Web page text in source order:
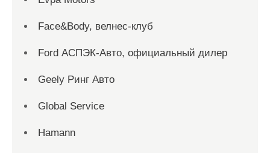
Face&Body, велнес-клуб
Ford АСПЭК-Авто, официальный дилер
Geely Ринг Авто
Global Service
Hamann